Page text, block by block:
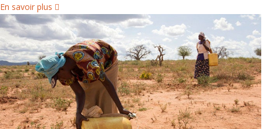
En savoir plus